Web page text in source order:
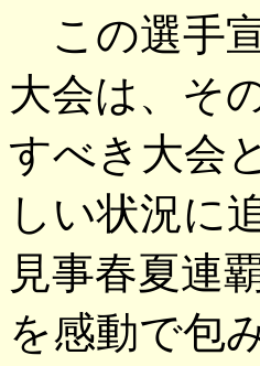
この選手
大会は、そ
すべき大会
しい状況に
見事春夏連
を感動で包